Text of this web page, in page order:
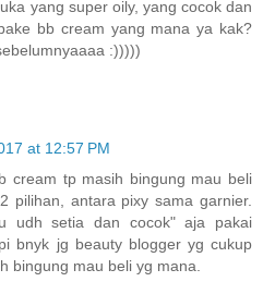
yang super oily, yang cocok dan
bb cream yang mana ya kak?
:)))))
at 12:57 PM
cream tp masih bingung mau beli
pilihan, antara pixy sama garnier.
udh setia dan cocok" aja pakai
bnyk jg beauty blogger yg cukup
bingung mau beli yg mana.